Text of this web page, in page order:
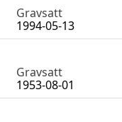
Gravsatt
1994-05-13
Gravsatt
1953-08-01